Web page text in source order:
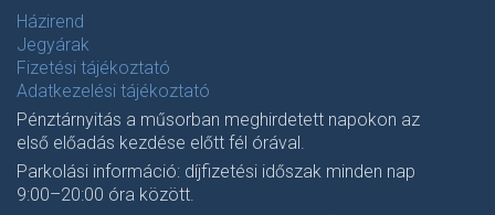
Házirend
Jegyárak
Fizetési tájékoztató
Adatkezelési tájékoztató
Pénztárnyitás a műsorban meghirdetett napokon az
első előadás kezdése előtt fél órával.
Parkolási információ: díjfizetési időszak minden nap
9:00–20:00 óra között.